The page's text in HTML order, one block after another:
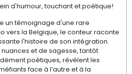
d'humour, touchant et poétique!
un témoignage d'une rare
vers la Belgique, le conteur raconte
l'histoire de son intégration.
et de sagesse, tantôt
poétiques, révèlent les
face à l’autre et à la